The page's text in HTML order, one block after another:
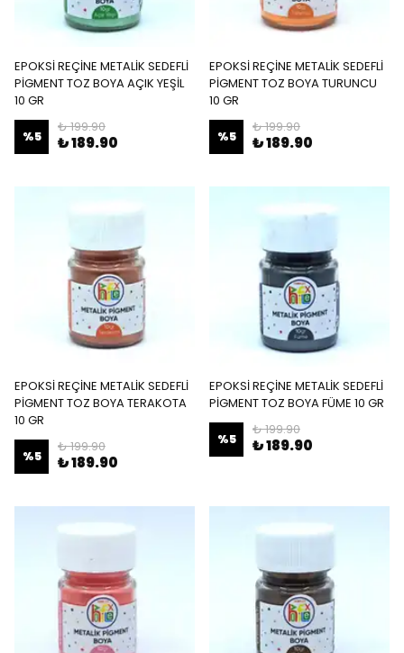
EPOKSİ REÇİNE METALİK SEDEFLİ
PİGMENT TOZ BOYA AÇIK YEŞİL
10 GR
%5
₺ 199.90
₺ 189.90
EPOKSİ REÇİNE METALİK SEDEFLİ
PİGMENT TOZ BOYA TURUNCU
10 GR
%5
₺ 199.90
₺ 189.90
EPOKSİ REÇİNE METALİK SEDEFLİ
PİGMENT TOZ BOYA TERAKOTA
10 GR
%5
₺ 199.90
₺ 189.90
EPOKSİ REÇİNE METALİK SEDEFLİ
PİGMENT TOZ BOYA FÜME 10 GR
%5
₺ 199.90
₺ 189.90